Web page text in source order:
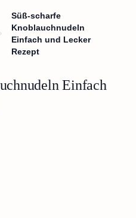
Süß-scharfe
Knoblauchnudeln
Einfach und Lecker
Rezept
Einfach